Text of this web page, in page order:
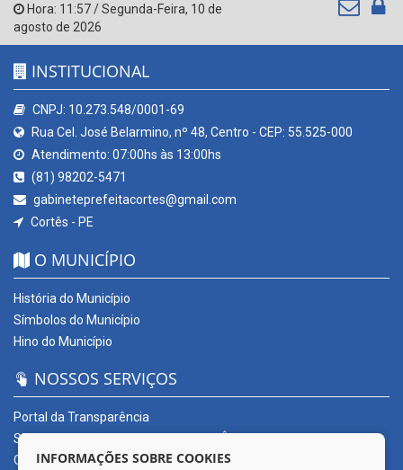
Hora: 11:57/Segunda-Feira, 10 de
agosto de 2026
INSTITUCIONAL
CNPJ: 10.273.548/0001-69
Rua Cel. José Belarmino, nº 48, Centro - CEP: 55.525-000
Atendimento: 07:00hs às 13:00hs
(81) 98202-5471
gabineteprefeitacortes@gmail.com
Cortês - PE
O MUNICÍPIO
História do Município
Símbolos do Município
Hino do Município
NOSSOS SERVIÇOS
Portal da Transparência
SERVIÇOS DIGITAIS: CONECTA CORTÊS
Ouvidoria Municipal
INFORMAÇÕES SOBRE COOKIES